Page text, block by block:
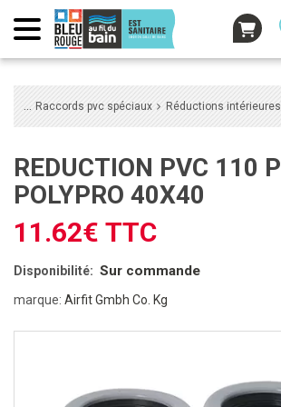
Raccords pvc spéciaux Réductions intérieures
REDUCTION PVC 110 POUR
POLYPRO 40X40
11.62€ TTC
Disponibilité: Sur commande
marque: Airfit Gmbh Co. Kg